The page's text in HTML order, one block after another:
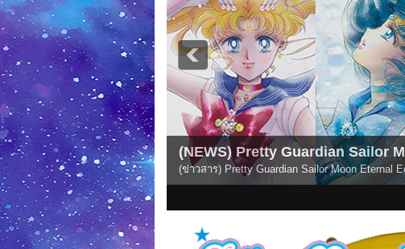
(NEWS) Pretty Guardian Sailor Moon Eternal Edition:
(ข่าวสาร) Pretty Guardian Sailor Moon Eternal Edition มีวางจำหน่ายแบบ E-
1 2 3 4